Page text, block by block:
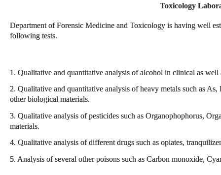
Toxicology
Department of Forensic Medicine and Toxicology is having well
following tests.
1. Qualitative and quantitative analysis of alcohol in clinical as well
2. Qualitative and quantitative analysis of heavy metals such as
other biological materials.
3. Qualitative analysis of pesticides such as Organophophorus,
materials.
4. Qualitative analysis of different drugs such as opiates,
5. Analysis of several other poisons such as Carbon monoxide,